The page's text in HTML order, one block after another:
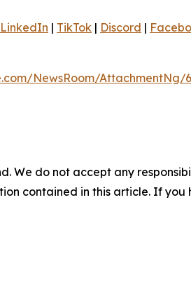
LinkedIn | TikTok | Discord |
NewsRoom/AttachmentNg/
We do not accept any
contained in this article. If